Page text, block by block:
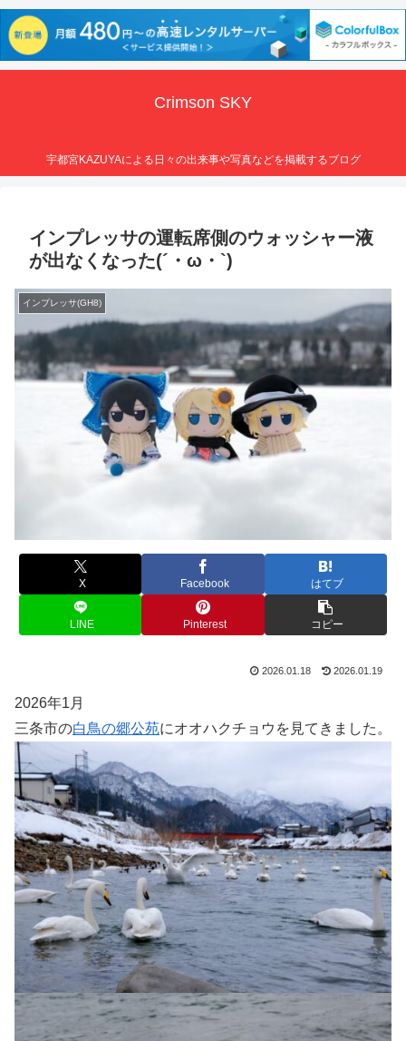
Crimson SKY
宇都宮KAZUYAによる日々の出来事や写真などを掲載するブログ
インプレッサの運転席側のウォッシャー液
が出なくなった(´・ω・`)
インプレッサ(GH8)
X Facebook はてブ
LINE Pinterest コピー
2026.01.18 2026.01.19
2026年1月
三条市の白鳥の郷公苑にオオハクチョウを見てきました。